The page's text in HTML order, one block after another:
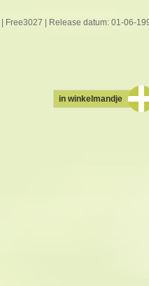
| Free3027 | Release datum: 01-06-
in winkelmandje